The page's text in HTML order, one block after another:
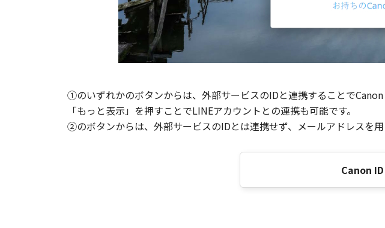
①のいずれかのボタンからは、外部サービスのIDと連携することでCanon
「もっと表示」を押すことでLINEアカウントとの連携も可能です。
②のボタンからは、外部サービスのIDとは連携せず、メールアドレスを用
Canon